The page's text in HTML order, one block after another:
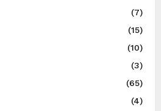
(7)
(15)
(10)
(3)
(65)
(4)